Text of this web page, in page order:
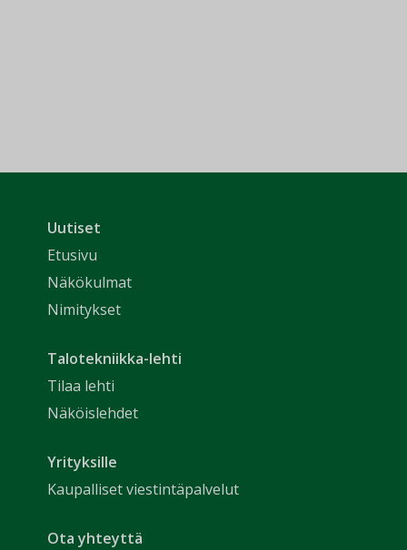
Uutiset
Etusivu
Näkökulmat
Nimitykset
Talotekniikka-lehti
Tilaa lehti
Näköislehdet
Yrityksille
Kaupalliset viestintäpalvelut
Ota yhteyttä